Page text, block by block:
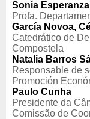
Sonia
Profa.
García Novoa,
Catedrático de
Compostela
Natalia Barros
Responsable de
Promoción
Paulo Cunha
Presidente da
Comissão de